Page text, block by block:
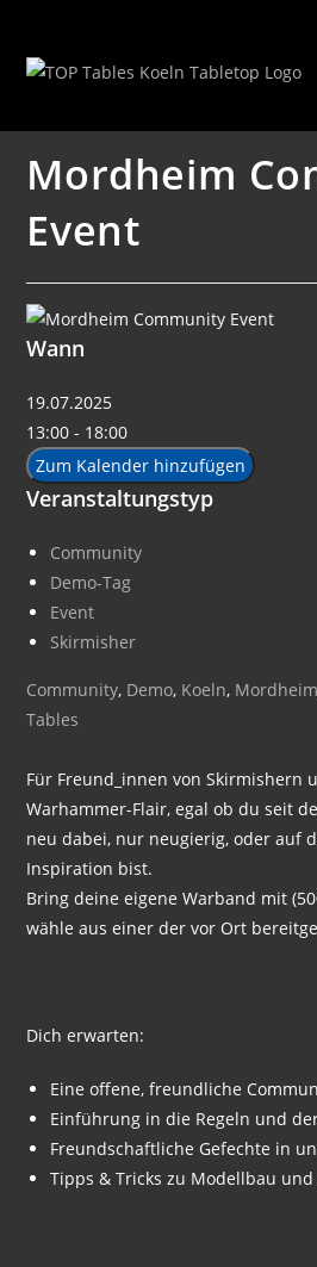
springen
Mordheim
Event
Wann
19.07.2025
13:00 - 18:00
Zum Kalender hinzufügen
Veranstaltungstyp
Community
Demo-Tag
Event
Skirmisher
Community, Demo, Koeln, Mordheim
Tables
Für Freund_innen von Skirmishern
Warhammer-Flair, egal ob du seit
neu dabei, nur neugierig, oder auf
Inspiration bist.
Bring deine eigene Warband mit
wähle aus einer der vor Ort
Dich erwarten:
Eine offene, freundliche
Einführung in die Regeln und
Freundschaftliche Gefechte in
Tipps & Tricks zu Modellbau